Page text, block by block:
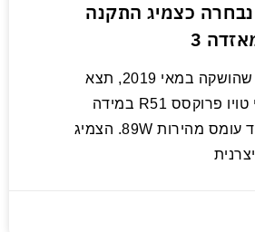
סדרת Proxes נבחרה כצמיג התקנה
3
מאזדה 3 החדשה, שהושקה במאי 2019, תצא
מהמפעל עם צמיגי טויו פרוקסס R51 במידה
215/45R18 עם קוד עומס מהירות 89W. הצמיג